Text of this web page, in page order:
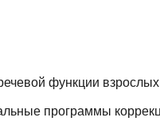
функции взрослых
программы